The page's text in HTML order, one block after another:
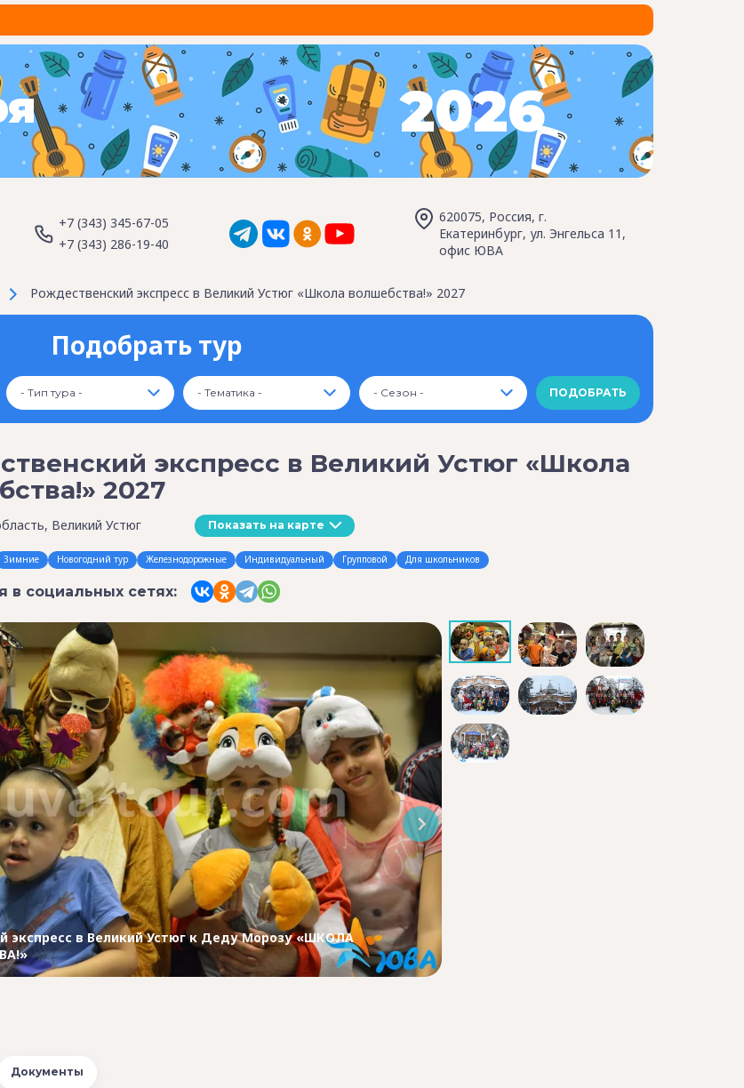
2026
+7 (343) 345-67-05
+7 (343) 286-19-40
620075, Россия, г.
Екатеринбург, ул. Энгельса 11,
офис ЮВА
Рождественский экспресс в Великий Устюг «Школа волшебства!» 2027
Подобрать тур
- Тип тура - - Тематика - - Сезон -
экспресс в Великий Устюг «Школа
2027
Великий Устюг Показать на карте
Зимние Новогодний тур Железнодорожные Индивидуальный Групповой Для школьников
в социальных сетях:
экспресс в Великий Устюг к Деду Морозу «ШКОЛА
Документы